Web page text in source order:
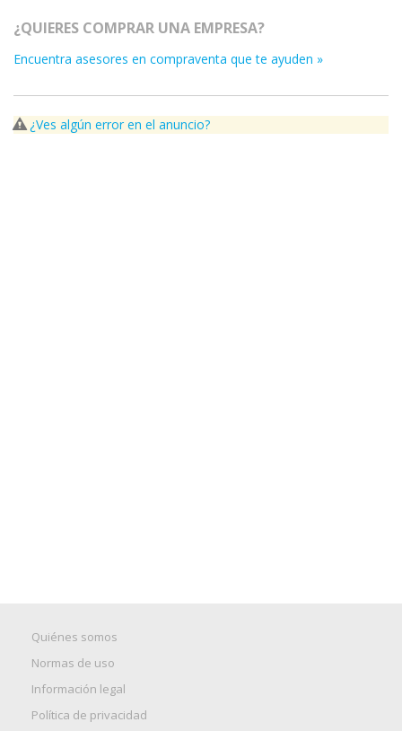
¿QUIERES COMPRAR UNA EMPRESA?
Encuentra asesores en compraventa que te ayuden »
¿Ves algún error en el anuncio?
Quiénes somos
Normas de uso
Información legal
Política de privacidad